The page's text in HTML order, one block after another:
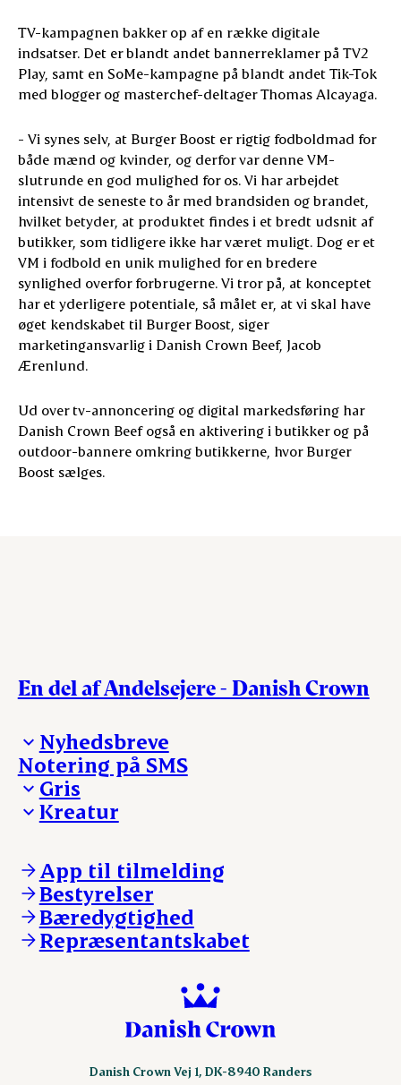
TV-kampagnen bakker op af en række digitale
indsatser. Det er blandt andet bannerreklamer på TV2
Play, samt en SoMe-kampagne på blandt andet Tik-Tok
med blogger og masterchef-deltager Thomas Alcayaga.
- Vi synes selv, at Burger Boost er rigtig fodboldmad for
både mænd og kvinder, og derfor var denne VM-
slutrunde en god mulighed for os. Vi har arbejdet
intensivt de seneste to år med brandsiden og brandet,
hvilket betyder, at produktet findes i et bredt udsnit af
butikker, som tidligere ikke har været muligt. Dog er et
VM i fodbold en unik mulighed for en bredere
synlighed overfor forbrugerne. Vi tror på, at konceptet
har et yderligere potentiale, så målet er, at vi skal have
øget kendskabet til Burger Boost, siger
marketingansvarlig i Danish Crown Beef, Jacob
Ærenlund.
Ud over tv-annoncering og digital markedsføring har
Danish Crown Beef også en aktivering i butikker og på
outdoor-bannere omkring butikkerne, hvor Burger
Boost sælges.
En del af Andelsejere - Danish Crown
Nyhedsbreve
Madinspiration - nyhedsbrev
Notering på SMS
Gris
Ejerinformation
Nyheder
Login
Kreatur
Kontakt os
Notering
Nyheder
Login
App til tilmelding
Bestyrelser
Bæredygtighed
Repræsentantskabet
Danish Crown Vej 1, DK-8940 Randers